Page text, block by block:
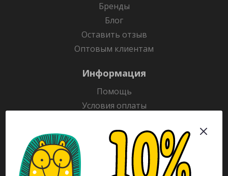
Бренды
Блог
Оставить отзыв
Оптовым клиентам
Информация
Помощь
Условия оплаты
Гарантия на товар
Раскраски
Рекламодателям